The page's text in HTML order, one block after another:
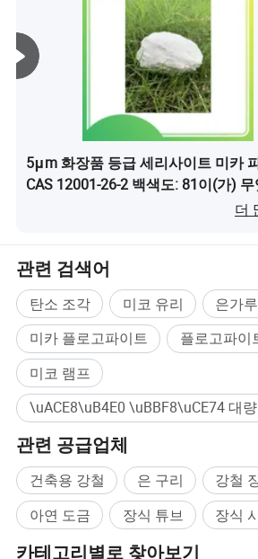
5μm 화장품 등급 세리사이트 미카
CAS 12001-26-2 백색도: 81이(가)
더
관련 검색어
탄소 조각 미코 유리
은가루
미카 플로고파이트
플로고파이
미코 램프
\uACE8\uB4E0 \uBBF8\uCE74 대
관련 공급업체
건축용 강철 은 구리
강철
아연 도금
장식 튜브 장식
카테고리별로 찾아보기